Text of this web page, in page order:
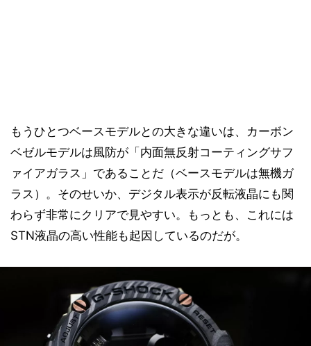
もうひとつベースモデルとの大きな違いは、カーボン
ベゼルモデルは風防が「内面無反射コーティングサフ
ァイアガラス」であることだ（ベースモデルは無機ガ
ラス）。そのせいか、デジタル表示が反転液晶にも関
わらず非常にクリアで見やすい。もっとも、これには
STN液晶の高い性能も起因しているのだが。